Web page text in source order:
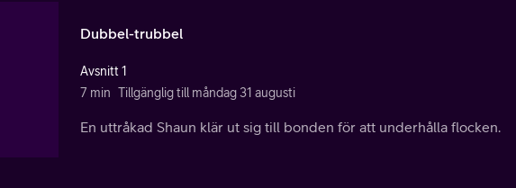
Dubbel-trubbel
Avsnitt 1
7 min Tillgänglig till måndag 31 augusti
En uttråkad Shaun klär ut sig till bonden för att underhålla flocken.